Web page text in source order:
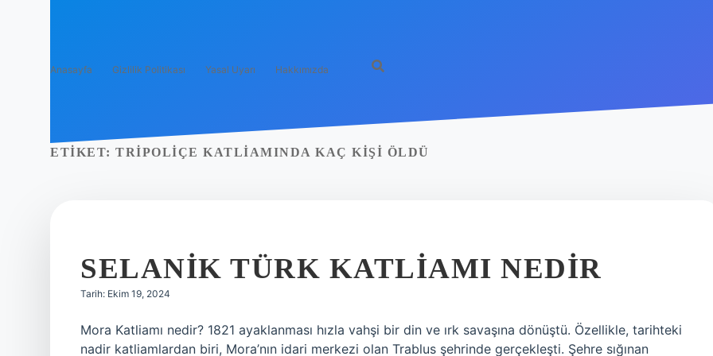
Anasayfa Gizlilik Politikası Yasal Uyarı Hakkımızda
ETIKET: TRIPOLIÇE KATLIAMINDA KAÇ KIŞI ÖLDÜ
SELANIK TÜRK KATLIAMI NEDIR
Tarih: Ekim 19, 2024
Mora Katliamı nedir? 1821 ayaklanması hızla vahşi bir din ve ırk savaşına dönüştü. Özellikle, tarihteki
nadir katliamlardan biri, Mora’nın idari merkezi olan Trablus şehrinde gerçekleşti. Şehre sığınan